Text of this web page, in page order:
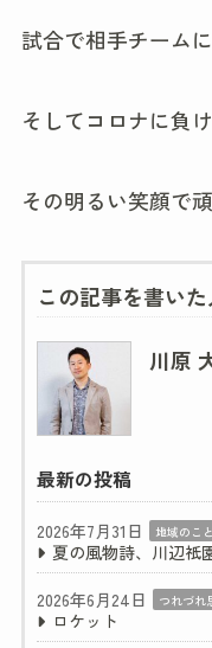
試合で相手チーム
そしてコロナに負
その明るい笑顔で
この記事を書い
川原
最新の投稿
2026年7月31日 地域のこと
夏の風物詩、川辺祇
2026年6月24日
つれづれ
ロケット